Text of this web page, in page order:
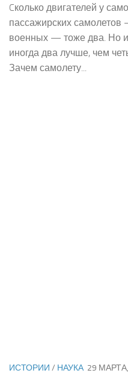
Cколько двигателей у
пассажирских
военных — тоже два. Но
иногда два лучше, чем
Зачем самолету...
ИСТОРИИ / НАУКА 29